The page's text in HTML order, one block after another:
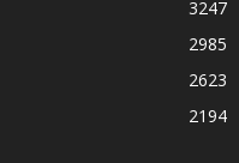
3247
2985
2623
2194